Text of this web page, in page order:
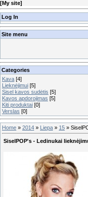
[My site]
Log In
Site menu
Categories
Kava [4]
Lieknėjimui [5]
Sisel kavos sudėtis [5]
Kavos apdorojimas [5]
Kiti produktai [0]
Verslas [0]
Home » 2014 » Liepa » 15 »
SiselPOP's - Ledinukai